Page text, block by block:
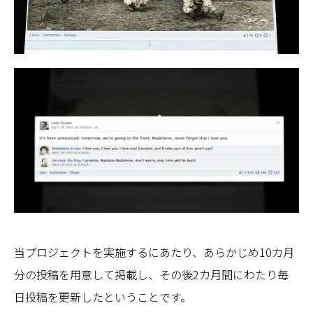
当プロジェクトを実施するにあたり、あらかじめ10カ月
分の投稿を用意して掲載し、その後2カ月間にわたり毎
日投稿を更新したということです。